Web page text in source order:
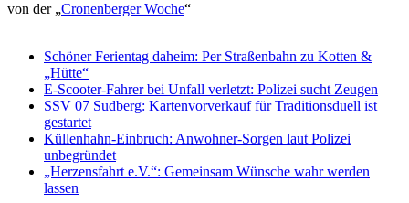
von der „Cronenberger Woche“
Schöner Ferientag daheim: Per Straßenbahn zu Kotten &
„Hütte“
E-Scooter-Fahrer bei Unfall verletzt: Polizei sucht Zeugen
SSV 07 Sudberg: Kartenvorverkauf für Traditionsduell ist
gestartet
Küllenhahn-Einbruch: Anwohner-Sorgen laut Polizei
unbegründet
„Herzensfahrt e.V.“: Gemeinsam Wünsche wahr werden
lassen